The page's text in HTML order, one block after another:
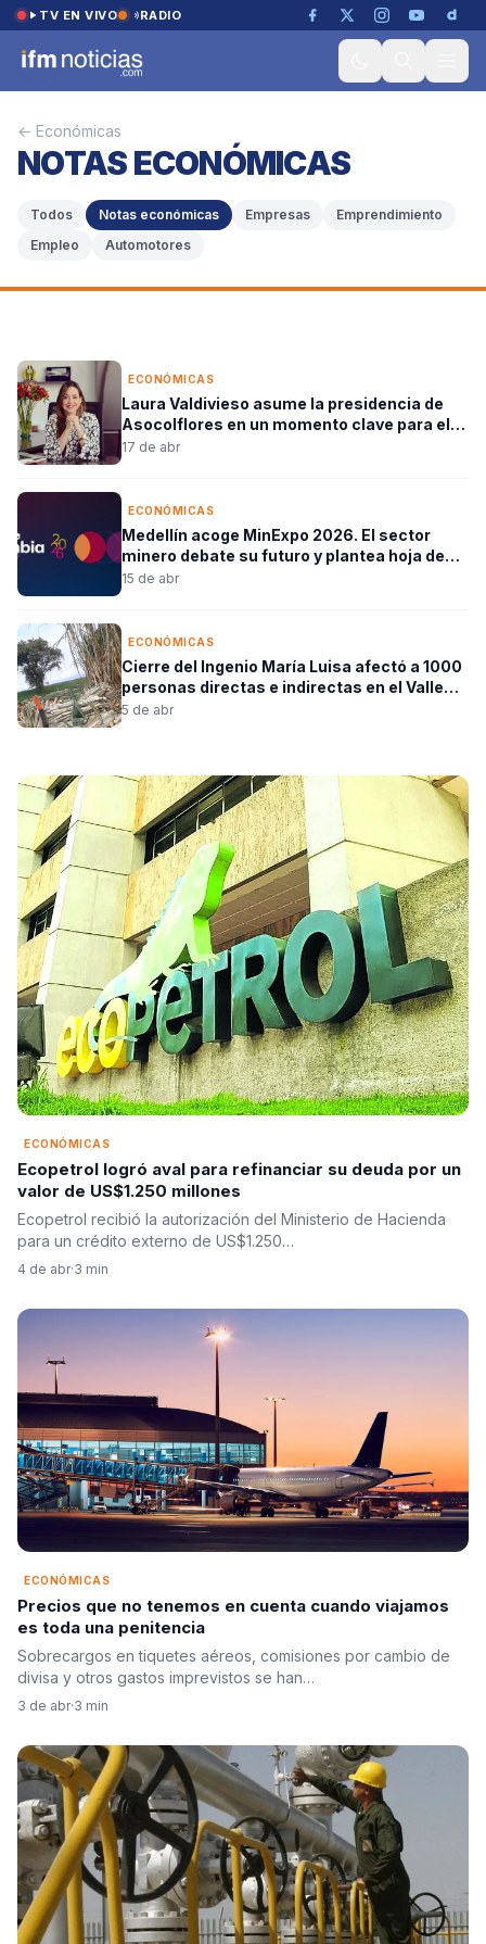
Saltar al contenido
TV EN VIVO RADIO
← Económicas
NOTAS ECONÓMICAS
Todos Notas económicas Empresas
Emprendimiento
Empleo
Automotores
ECONÓMICAS
Economía colombiana crecería más
que América Latina en 2026,
aunque con riesgos
IFMNOTICIAS-10 18 de abr 3 min lectura
ECONÓMICAS
Laura Valdivieso asume la presidencia de
Asocolflores en un momento clave para el
sector exportador
17 de abr
ECONÓMICAS
Medellín acoge MinExpo 2026. El sector
minero debate su futuro y plantea hoja de
ruta para el país
15 de abr
ECONÓMICAS
Cierre del Ingenio María Luisa afectó a 1000
personas directas e indirectas en el Valle
del Cauca
5 de abr
ECONÓMICAS
Ecopetrol logró aval para refinanciar su deuda por un
valor de US$1.250 millones
Ecopetrol recibió la autorización del Ministerio de Hacienda
para un crédito externo de US$1.250…
4 de abr·3 min
ECONÓMICAS
Precios que no tenemos en cuenta cuando viajamos
es toda una penitencia
Sobrecargos en tiquetes aéreos, comisiones por cambio de
divisa y otros gastos imprevistos se han…
3 de abr·3 min